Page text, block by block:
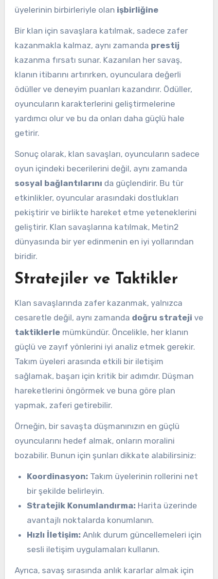
üyelerinin birbirleriyle olan işbirliğine
Bir klan için savaşlara katılmak, sadece zafer
kazanmakla kalmaz, aynı zamanda prestij
kazanma fırsatı sunar. Kazanılan her savaş,
klanın itibarını artırırken, oyunculara değerli
ödüller ve deneyim puanları kazandırır. Ödüller,
oyuncuların karakterlerini geliştirmelerine
yardımcı olur ve bu da onları daha güçlü hale
getirir.
Sonuç olarak, klan savaşları, oyuncuların sadece
oyun içindeki becerilerini değil, aynı zamanda
sosyal bağlantılarını da güçlendirir. Bu tür
etkinlikler, oyuncular arasındaki dostlukları
pekiştirir ve birlikte hareket etme yeteneklerini
geliştirir. Klan savaşlarına katılmak, Metin2
dünyasında bir yer edinmenin en iyi yollarından
biridir.
Stratejiler ve Taktikler
Klan savaşlarında zafer kazanmak, yalnızca
cesaretle değil, aynı zamanda doğru strateji ve
taktiklerle mümkündür. Öncelikle, her klanın
güçlü ve zayıf yönlerini iyi analiz etmek gerekir.
Takım üyeleri arasında etkili bir iletişim
sağlamak, başarı için kritik bir adımdır. Düşman
hareketlerini öngörmek ve buna göre plan
yapmak, zaferi getirebilir.
Örneğin, bir savaşta düşmanınızın en güçlü
oyuncularını hedef almak, onların moralini
bozabilir. Bunun için şunları dikkate alabilirsiniz:
Koordinasyon: Takım üyelerinin rollerini net
bir şekilde belirleyin.
Stratejik Konumlandırma: Harita üzerinde
avantajlı noktalarda konumlanın.
Hızlı İletişim: Anlık durum güncellemeleri için
sesli iletişim uygulamaları kullanın.
Ayrıca, savaş sırasında anlık kararlar almak için